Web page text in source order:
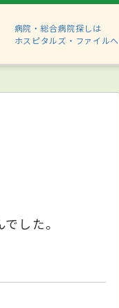
病院・総合病院探しは
ホスピタルズ・ファイルへ
した。